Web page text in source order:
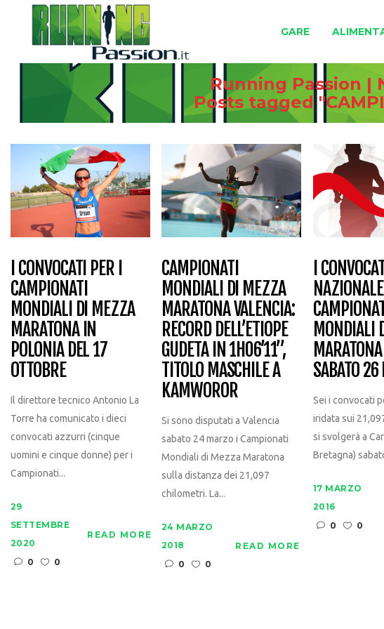
GARE
Running Passion |
Posts tagged
I CONVOCATI PER I
CAMPIONATI
MONDIALI DI MEZZA
MARATONA IN
POLONIA DEL 17
OTTOBRE
Il direttore tecnico Antonio La
Torre ha comunicato i dieci
convocati azzurri (cinque
uomini e cinque donne) per i
Campionati...
29
SETTEMBRE
2020
0
0
READ MORE
CAMPIONATI
MONDIALI DI MEZZA
MARATONA VALENCIA:
RECORD DELL’ETIOPE
GUDETA IN 1H06’11”,
TITOLO MASCHILE A
KAMWOROR
Si sono disputati a Valencia
sabato 24 marzo i Campionati
Mondiali di Mezza Maratona
sulla distanza dei 21,097
chilometri. La...
24 MARZO
2018
0
0
READ MORE
I
MONDIALI
SABATO
Sei i convocati
iridata sui
si svolgerà a
Bretagna)
17 MARZO
2016
0
0